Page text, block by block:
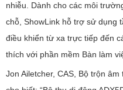
nhiễu. Dành cho các môi
chỗ, ShowLink hỗ trợ sử dụng
điều khiển từ xa trực tiếp đến
thích với phần mềm Bàn làm
Jon Ailetcher, CAS, Bộ trộn